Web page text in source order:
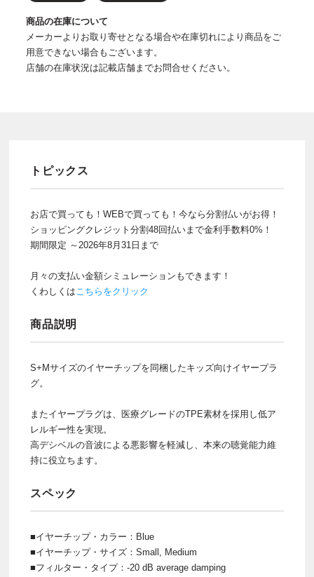
商品の在庫について
メーカーよりお取り寄せとなる場合や在庫切れにより商品をご
用意できない場合もございます。
店舗の在庫状況は記載店舗までお問合せください。
トピックス
お店で買っても！WEBで買っても！今なら分割払いがお得！
ショッピングクレジット分割48回払いまで金利手数料0%！
期間限定 ～2026年8月31日まで
月々の支払い金額シミュレーションもできます！
くわしくはこちらをクリック
商品説明
S+Mサイズのイヤーチップを同梱したキッズ向けイヤープラ
グ。
またイヤープラグは、医療グレードのTPE素材を採用し低ア
レルギー性を実現。
高デシベルの音波による悪影響を軽減し、本来の聴覚能力維
持に役立ちます。
スペック
■イヤーチップ・カラー：Blue
■イヤーチップ・サイズ：Small, Medium
■フィルター・タイプ：-20 dB average damping